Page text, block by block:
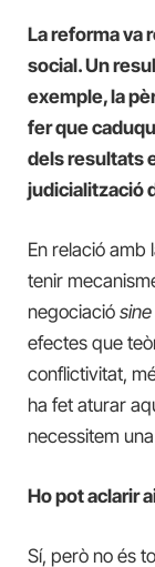
La reforma va
social. Un
exemple, la
fer que
dels resultats
judicialització
En relació amb
tenir
negociació
efectes que
conflictivitat,
ha fet aturar
necessitem
Ho pot aclarir
Sí, però no és